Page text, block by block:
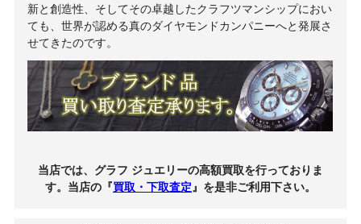
新と創造性、そしてその卓越したクラフツマンシップにおい
ても、世界が認める真のダイヤモンドカンパニーへと発展さ
せてきたのです。
当店では、グラフ ジュエリーの高額買取を行っておりま
す。当店の『買取・下取査定 』を是非ご利用下さい。